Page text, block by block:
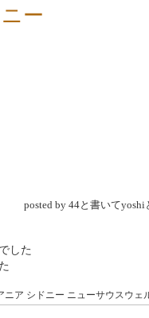
ー
posted by 44と書いてyoshi
した
ニア シドニー ニューサウスウェ